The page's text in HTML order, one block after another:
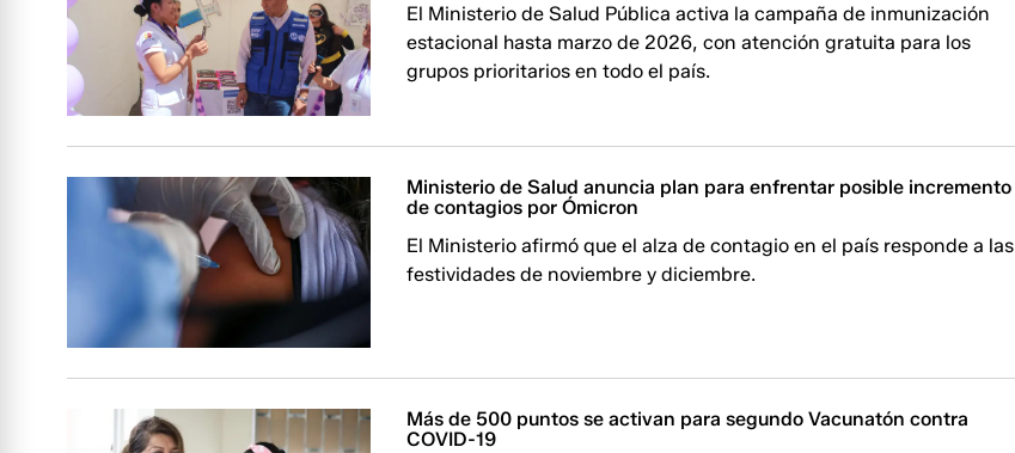
El Ministerio de Salud Pública activa la campaña de inmunización
estacional hasta marzo de 2026, con atención gratuita para los
grupos prioritarios en todo el país.
Ministerio de Salud anuncia plan para enfrentar posible incremento
de contagios por Ómicron
El Ministerio afirmó que el alza de contagio en el país responde a las
festividades de noviembre y diciembre.
Más de 500 puntos se activan para segundo Vacunatón contra
COVID-19